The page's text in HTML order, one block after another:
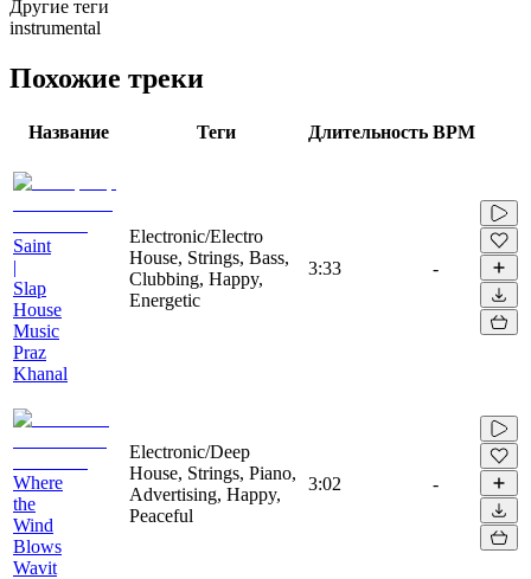
Другие теги
instrumental
Похожие треки
Название Теги Длительность BPM
Saint
|
Slap
House
Music
Praz
Khanal
Electronic/Electro
House, Strings, Bass,
Clubbing, Happy,
Energetic
3:33 -
Where
the
Wind
Blows
Wavit
Electronic/Deep
House, Strings, Piano,
Advertising, Happy,
Peaceful
3:02 -